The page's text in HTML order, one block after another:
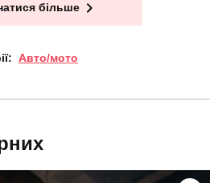
більше
Авто/мото